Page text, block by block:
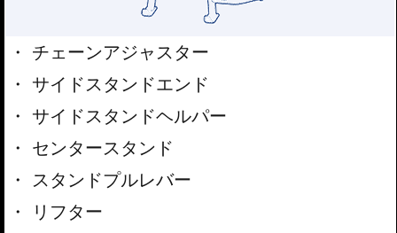
チェーンアジャスター
サイドスタンドエンド
サイドスタンドヘルパー
センタースタンド
スタンドプルレバー
リフター